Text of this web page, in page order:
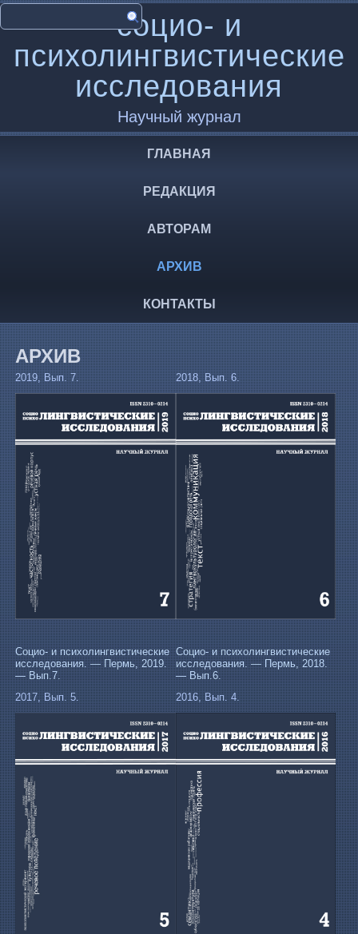
социо- и
психолингвистические
исследования
Научный журнал
ГЛАВНАЯ
РЕДАКЦИЯ
АВТОРАМ
АРХИВ
КОНТАКТЫ
АРХИВ
2019, Вып. 7.
Социо- и психолингвистические
исследования. — Пермь, 2019.
— Вып.7.
2018, Вып. 6.
Социо- и психолингвистические
исследования. — Пермь, 2018.
— Вып.6.
2017, Вып. 5.
2016, Вып. 4.